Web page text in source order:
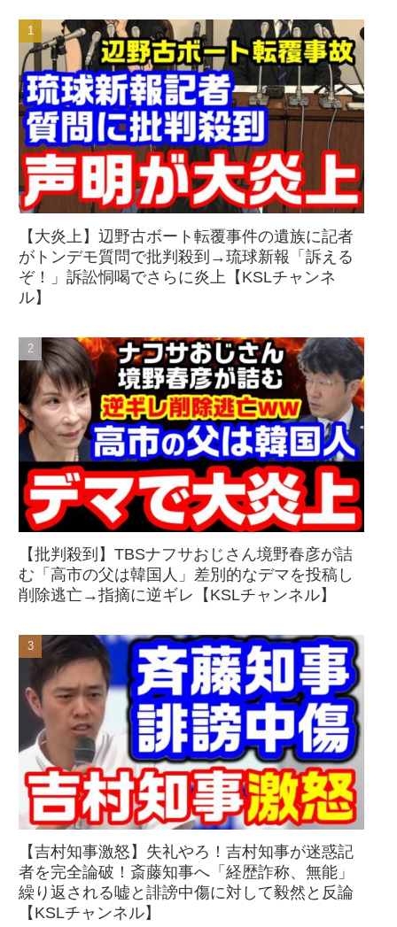
【大炎上】辺野古ボート転覆事件の遺族に記者
がトンデモ質問で批判殺到→琉球新報「訴える
ぞ！」訴訟恫喝でさらに炎上【KSLチャンネ
ル】
【批判殺到】TBSナフサおじさん境野春彦が詰
む「高市の父は韓国人」差別的なデマを投稿し
削除逃亡→指摘に逆ギレ【KSLチャンネル】
【吉村知事激怒】失礼やろ！吉村知事が迷惑記
者を完全論破！斎藤知事へ「経歴詐称、無能」
繰り返される嘘と誹謗中傷に対して毅然と反論
【KSLチャンネル】